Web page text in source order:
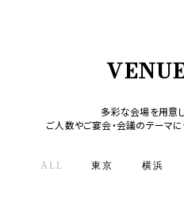
多彩な会場を用意
ご人数やご宴会・会議のテーマ
ALL 東京 横浜